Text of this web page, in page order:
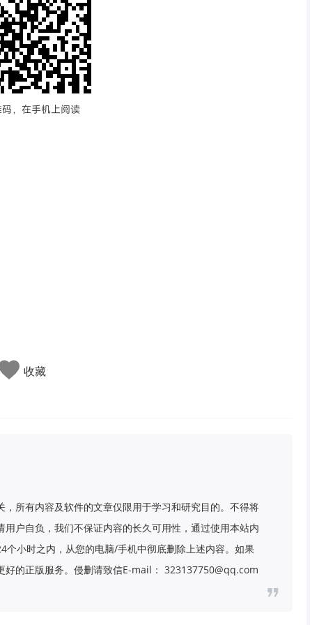
，在手机上阅读
收藏
所有内容及软件的文章仅限用于学习和研究目的。不得将
户自负，我们不保证内容的长久可用性，通过使用本站内
小时之内，从您的电脑/手机中彻底删除上述内容。如果
好的正版服务。侵删请致信E-mail： 323137750@qq.com